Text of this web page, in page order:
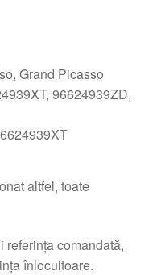
Grand Picasso
96624939ZD,
altfel, toate
referința comandată,
înlocuitoare.